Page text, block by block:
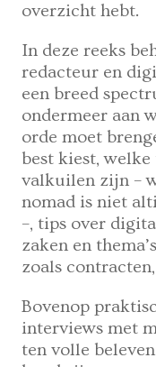
overzicht hebt.
In deze reeks
redacteur en
een breed
ondermeer aan
orde moet
best kiest,
valkuilen zijn –
nomad is niet
–, tips over
zaken en
zoals
Bovenop
interviews met
ten volle